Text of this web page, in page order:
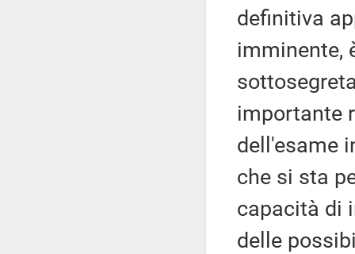
definitiva
imminente,
importante
dell'esame
che si sta
capacità di
delle